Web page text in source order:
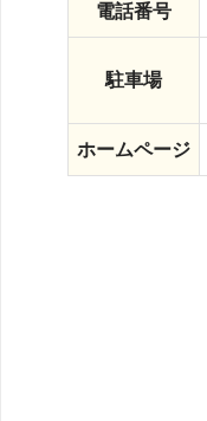
電話番号
駐車場
ホームページ